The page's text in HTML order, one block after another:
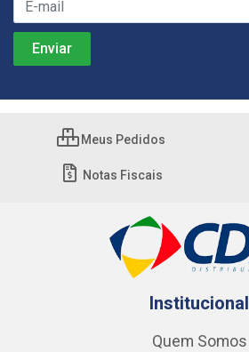
Meus Pedidos
Notas Fiscais
Institucional
Quem Somos